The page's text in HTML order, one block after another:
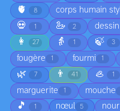
🫀 8 corps humain
💀 1 🦢 2
👩 27 👵 1 🍃 3
fougère 1 fourmi 1
🌿 7 👨 41 🦪 1
marguerite 1 mouche
🎵 1 nœul 5